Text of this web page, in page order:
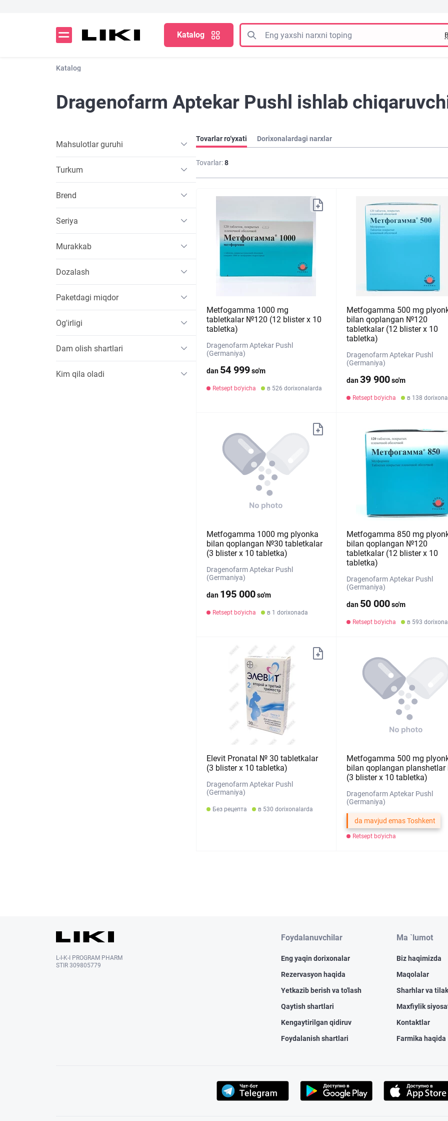
Katalog
Katalog
Dragenofarm Aptekar Pushl ishlab
Mahsulotlar guruhi
Turkum
Brend
Seriya
Murakkab
Dozalash
Paketdagi miqdor
Og'irligi
Dam olish shartlari
Kim qila oladi
Tovarlar ro‘yxati Dorixonalardagi narxlar
Tovarlar:8
Metfogamma 1000 mg
tabletkalar №120 (12 blister х 10
tabletka)
Dragenofarm Aptekar Pushl
(Germaniya)
dan 54 999so'm
Retsept bo'yicha в 526 dorixonalarda
Metfogamma 500 mg
bilan qoplangan №120
tabletkalar (12 blister х 10
tabletka)
Dragenofarm Aptekar Pushl
(Germaniya)
dan39 900so'm
Retsept bo'yicha в 138
Metfogamma 1000 mg plyonka
bilan qoplangan №30 tabletkalar
(3 blister х 10 tabletka)
Dragenofarm Aptekar Pushl
(Germaniya)
dan 195 000so'm
Retsept bo'yicha в 1 dorixonada
Metfogamma 850 mg
bilan qoplangan №120
tabletkalar (12 blister х 10
tabletka)
Dragenofarm Aptekar Pushl
(Germaniya)
dan 50 000so'm
Retsept bo'yicha в 593
Elevit Pronatal № 30 tabletkalar
(3 blister х 10 tabletka)
Dragenofarm Aptekar Pushl
(Germaniya)
Без рецепта в 530 dorixonalarda
Metfogamma 500 mg
bilan qoplangan
(3 blister х 10 tabletka)
Dragenofarm Aptekar Pushl
(Germaniya)
da mavjud emas Toshkent
Retsept bo'yicha
L-I-K-I PROGRAM PHARM
STIR 309805779
Foydalanuvchilar
Eng yaqin dorixonalar
Rezervasyon haqida
Yetkazib berish va to'lash
Qaytish shartlari
Kengaytirilgan qidiruv
Foydalanish shartlari
Ma `lumot
Biz haqimizda
Maqolalar
Sharhlar va
Maxfiylik
Kontaktlar
Farmika haqida